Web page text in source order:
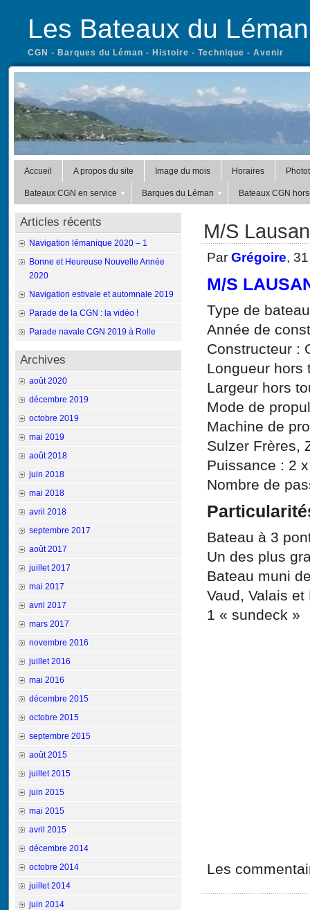
Les Bateaux du Léman
CGN - Barques du Léman - Histoire - Technique - Avenir
Accueil A propos du site Image du mois Horaires
Bateaux CGN en service Barques du Léman Bateaux CGN
M/S
Par Grégoire,
M/S
Type de
Année de
Constructeur :
Longueur hors
Largeur hors
Mode de
Machine de
Sulzer Frères,
Puissance : 2
Nombre de
Bateau à 3
Un des plus
Bateau muni
Vaud, Valais
1 « sundeck »
Les
Articles récents
Navigation lémanique 2020 – 1
Bonne et Heureuse Nouvelle Année
2020
Navigation estivale et automnale 2019
Parade de la CGN : la vidéo !
Parade navale CGN 2019 à Rolle
Archives
août 2020
décembre 2019
octobre 2019
mai 2019
août 2018
juin 2018
mai 2018
avril 2018
septembre 2017
août 2017
juillet 2017
mai 2017
avril 2017
mars 2017
novembre 2016
juillet 2016
mai 2016
décembre 2015
octobre 2015
septembre 2015
août 2015
juillet 2015
juin 2015
mai 2015
avril 2015
décembre 2014
octobre 2014
juillet 2014
juin 2014